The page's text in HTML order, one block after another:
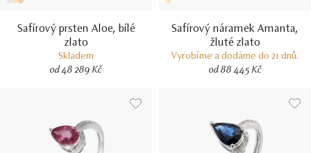
Safírový prsten Aloe, bílé
zlato
Skladem
od 48 289 Kč
Safírový náramek Amanta,
žluté zlato
Vyrobíme a dodáme do 21 dnů.
od 88 445 Kč